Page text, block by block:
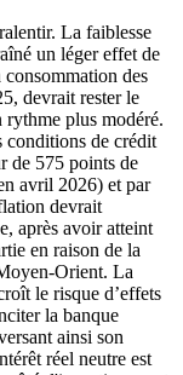
La faiblesse
un léger effet de
des
devrait rester le
plus modéré.
conditions de crédit
de 575 points de
avril 2026) et par
devrait
après avoir atteint
en raison de la
Orient. La
le risque d’effets
la banque
ainsi son
réel neutre est